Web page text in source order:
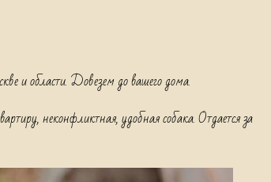
и области. Довезем до вашего дома.
неконфликтная, удобная собака. Отдается за